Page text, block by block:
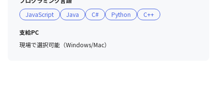
JavaScript
Java C# Python C++
支給PC
現場で選択可能（Windows/Mac）